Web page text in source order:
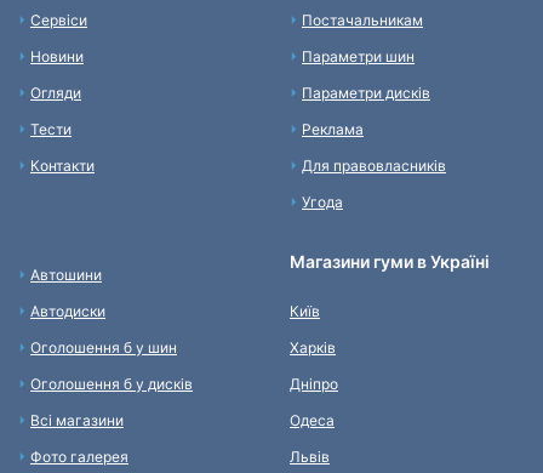
Сервіси
Новини
Огляди
Тести
Контакти
Постачальникам
Параметри шин
Параметри дисків
Реклама
Для правовласників
Угода
Автошини
Автодиски
Оголошення б у шин
Оголошення б у дисків
Всі магазини
Фото галерея
Магазини гуми в Україні
Київ
Харків
Дніпро
Одеса
Львів